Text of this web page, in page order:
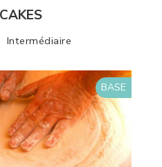
Intermédiaire
BASE